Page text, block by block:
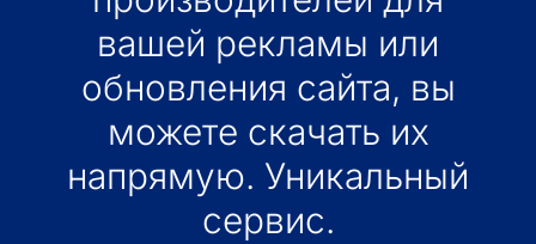
вашей рекламы или
обновления сайта, вы
можете скачать их
напрямую. Уникальный
сервис.